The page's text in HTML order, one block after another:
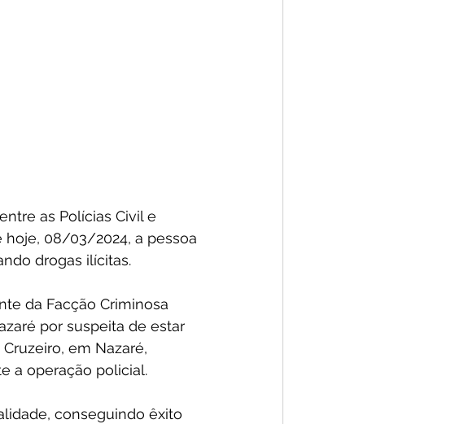
as Polícias Civil e
hoje, 08/03/2024, a pessoa
drogas ilícitas.
da Facção Criminosa
por suspeita de estar
em Nazaré,
a operação policial.
conseguindo êxito